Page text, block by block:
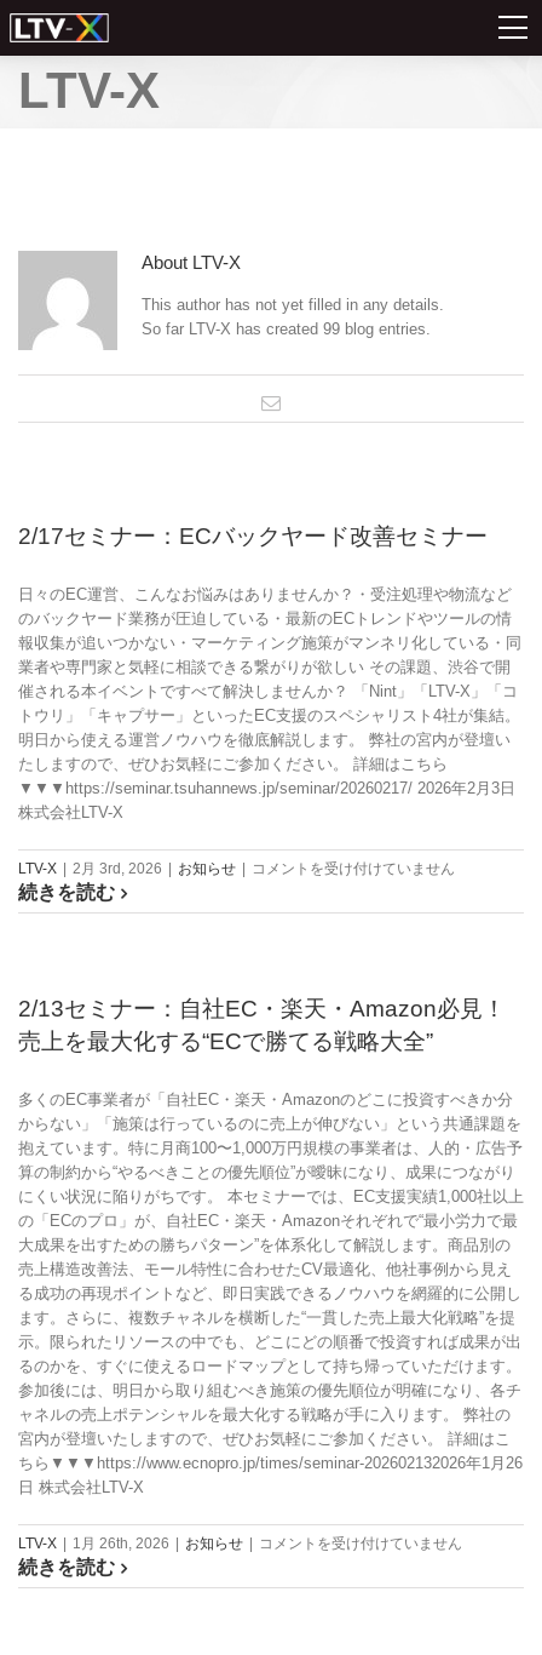
LTV-X
About LTV-X
This author has not yet filled in any details.
So far LTV-X has created 99 blog entries.
2/17セミナー：ECバックヤード改善セミナー
日々のEC運営、こんなお悩みはありませんか？・受注処理や物流など
のバックヤード業務が圧迫している・最新のECトレンドやツールの情
報収集が追いつかない・マーケティング施策がマンネリ化している・同
業者や専門家と気軽に相談できる繋がりが欲しい その課題、渋谷で開
催される本イベントですべて解決しませんか？ 「Nint」「LTV-X」「コ
トウリ」「キャプサー」といったEC支援のスペシャリスト4社が集結。
明日から使える運営ノウハウを徹底解説します。 弊社の宮内が登壇い
たしますので、ぜひお気軽にご参加ください。 詳細はこちら
▼▼▼https://seminar.tsuhannews.jp/seminar/20260217/ 2026年2月3日
株式会社LTV-X
LTV-X 2月 3rd, 2026 お知らせ
2/17
ミ
バ
ッ
ー
ド
改
善
セ
ミ
ナ
ー
は
コメントを受け付けていません
続きを読む
2/13セミナー：自社EC・楽天・Amazon必見！
売上を最大化する“ECで勝てる戦略大全”
多くのEC事業者が「自社EC・楽天・Amazonのどこに投資すべきか分
からない」「施策は行っているのに売上が伸びない」という共通課題を
抱えています。特に月商100〜1,000万円規模の事業者は、人的・広告予
算の制約から“やるべきことの優先順位”が曖昧になり、成果につながり
にくい状況に陥りがちです。 本セミナーでは、EC支援実績1,000社以上
の「ECのプロ」が、自社EC・楽天・Amazonそれぞれで“最小労力で最
大成果を出すための勝ちパターン”を体系化して解説します。商品別の
売上構造改善法、モール特性に合わせたCV最適化、他社事例から見え
る成功の再現ポイントなど、即日実践できるノウハウを網羅的に公開し
ます。さらに、複数チャネルを横断した“一貫した売上最大化戦略”を提
示。限られたリソースの中でも、どこにどの順番で投資すれば成果が出
るのかを、すぐに使えるロードマップとして持ち帰っていただけます。
参加後には、明日から取り組むべき施策の優先順位が明確になり、各チ
ャネルの売上ポテンシャルを最大化する戦略が手に入ります。 弊社の
宮内が登壇いたしますので、ぜひお気軽にご参加ください。 詳細はこ
ちら▼▼▼https://www.ecnopro.jp/times/seminar-202602132026年1月26
日 株式会社LTV-X
LTV-X 1月 26th, 2026 お知らせ
2/13
ミ
コメントを受け付けていません
続きを読む